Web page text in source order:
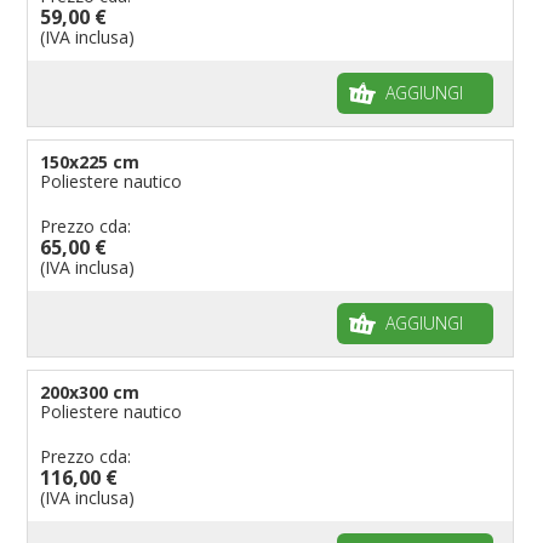
59,00 €
(IVA inclusa)
AGGIUNGI
150x225 cm
Poliestere nautico
Prezzo cda:
65,00 €
(IVA inclusa)
AGGIUNGI
200x300 cm
Poliestere nautico
Prezzo cda:
116,00 €
(IVA inclusa)